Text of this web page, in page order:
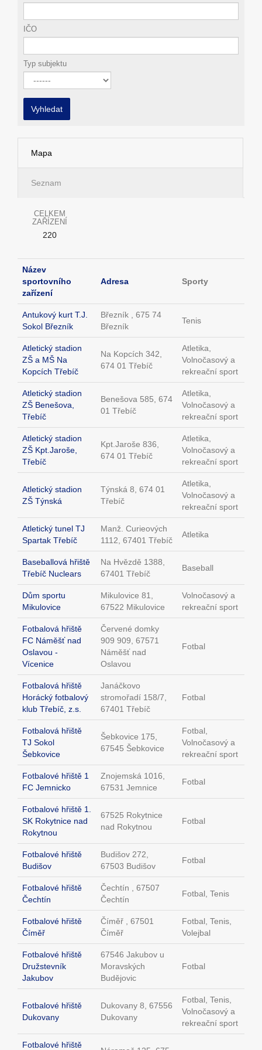
IČO
Typ subjektu
Vyhledat
Mapa
Seznam
CELKEM
ZAŘÍZENÍ
220
Název
sportovního
zařízení
Adresa Sporty
Antukový kurt T.J.
Sokol Březník
Březník , 675 74
Březník
Tenis
Atletický stadion
ZŠ a MŠ Na
Kopcích Třebíč
Na Kopcích 342,
674 01 Třebíč
Atletika,
Volnočasový a
rekreační sport
Atletický stadion
ZŠ Benešova,
Třebíč
Benešova 585, 674
01 Třebíč
Atletika,
Volnočasový a
rekreační sport
Atletický stadion
ZŠ Kpt.Jaroše,
Třebíč
Kpt.Jaroše 836,
674 01 Třebíč
Atletika,
Volnočasový a
rekreační sport
Atletický stadion
ZŠ Týnská
Týnská 8, 674 01
Třebíč
Atletika,
Volnočasový a
rekreační sport
Atletický tunel TJ
Spartak Třebíč
Manž. Curieových
1112, 67401 Třebíč
Atletika
Baseballová hřiště
Třebíč Nuclears
Na Hvězdě 1388,
67401 Třebíč
Baseball
Dům sportu
Mikulovice
Mikulovice 81,
67522 Mikulovice
Volnočasový a
rekreační sport
Fotbalová hřiště
FC Náměšť nad
Oslavou -
Vícenice
Červené domky
909 909, 67571
Náměšť nad
Oslavou
Fotbal
Fotbalová hřiště
Horácký fotbalový
klub Třebíč, z.s.
Janáčkovo
stromořadí 158/7,
67401 Třebíč
Fotbal
Fotbalová hřiště
TJ Sokol
Šebkovice
Šebkovice 175,
67545 Šebkovice
Fotbal,
Volnočasový a
rekreační sport
Fotbalové hřiště 1
FC Jemnicko
Znojemská 1016,
67531 Jemnice
Fotbal
Fotbalové hřiště 1.
SK Rokytnice nad
Rokytnou
67525 Rokytnice
nad Rokytnou
Fotbal
Fotbalové hřiště
Budišov
Budišov 272,
67503 Budišov
Fotbal
Fotbalové hřiště
Čechtín
Čechtín , 67507
Čechtín
Fotbal, Tenis
Fotbalové hřiště
Číměř
Číměř , 67501
Číměř
Fotbal, Tenis,
Volejbal
Fotbalové hřiště
Družstevník
Jakubov
67546 Jakubov u
Moravských
Budějovic
Fotbal
Fotbalové hřiště
Dukovany
Dukovany 8, 67556
Dukovany
Fotbal, Tenis,
Volnočasový a
rekreační sport
Fotbalové hřiště